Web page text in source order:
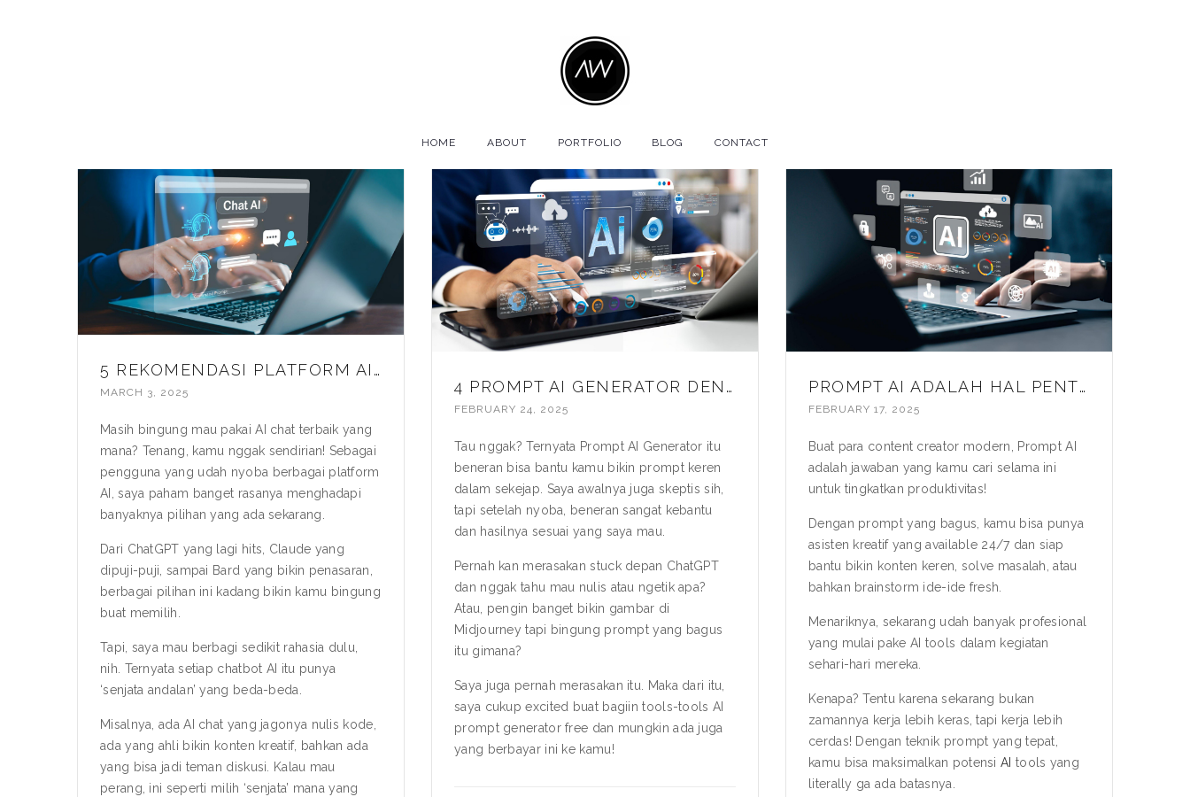
HOME ABOUT PORTFOLIO BLOG CONTACT
5 REKOMENDASI PLATFORM AI CHAT TERBAIK, HARUS COBA!
MARCH 3, 2025
Masih bingung mau pakaiAI chat terbaik yang
mana? Tenang, kamu nggak sendirian! Sebagai
pengguna yang udah nyoba berbagai platform
AI, saya paham banget rasanya menghadapi
banyaknya pilihan yang ada sekarang.
Dari ChatGPT yang lagi hits, Claude yang
dipuji-puji, sampai Bard yang bikin penasaran,
berbagai pilihan ini kadang bikin kamu bingung
buat memilih.
Tapi, saya mau berbagi sedikit rahasia dulu,
nih. Ternyata setiap chatbot AI itu punya
‘senjata andalan’ yang beda-beda.
Misalnya, ada AI chat yang jagonya nulis kode,
ada yang ahli bikin konten kreatif, bahkan ada
yang bisa jadi teman diskusi. Kalau mau
perang, ini seperti milih ‘senjata’ mana yang
4 PROMPT AI GENERATOR DENGAN HASIL NATURAL DAN NGGAK GENERIC
FEBRUARY 24, 2025
Tau nggak? Ternyata Prompt AI Generator itu
beneran bisa bantu kamu bikin prompt keren
dalam sekejap. Saya awalnya juga skeptis sih,
tapi setelah nyoba, beneran sangat kebantu
dan hasilnya sesuai yang saya mau.
Pernah kan merasakan stuck depan ChatGPT
dan nggak tahu mau nulis atau ngetik apa?
Atau, pengin banget bikin gambar di
Midjourney tapi bingung prompt yang bagus
itu gimana?
Saya juga pernah merasakan itu. Maka dari itu,
saya cukup excited buat bagiin tools-tools AI
prompt generator free dan mungkin ada juga
yang berbayar ini ke kamu!
PROMPT AI ADALAH HAL PENTING, INI DEFINISI HINGGA FUNGSINYA!
FEBRUARY 17, 2025
Buat para content creator modern, Prompt AI
adalah jawaban yang kamu cari selama ini
untuk tingkatkan produktivitas!
Dengan prompt yang bagus, kamu bisa punya
asisten kreatif yang available 24/7 dan siap
bantu bikin konten keren, solve masalah, atau
bahkan brainstorm ide-ide fresh.
Menariknya, sekarang udah banyak profesional
yang mulai pake AI tools dalam kegiatan
sehari-hari mereka.
Kenapa? Tentu karena sekarang bukan
zamannya kerja lebih keras, tapi kerja lebih
cerdas! Dengan teknik prompt yang tepat,
kamu bisa maksimalkan potensiAI tools yang
literally ga ada batasnya.